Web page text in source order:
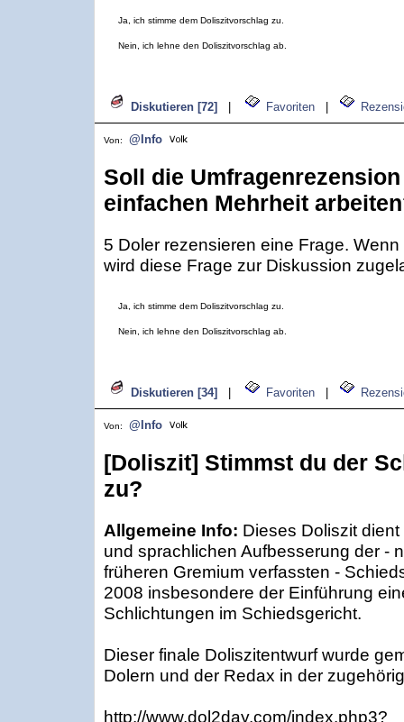
Ja, ich stimme dem Doliszitvorschlag zu.
Nein, ich lehne den Doliszitvorschlag ab.
Diskutieren [72] Favoriten
Von: @Info
Soll die
einfachen Mehrheit
5 Doler rezensieren eine Frage.
wird diese Frage zur Diskussion
Ja, ich stimme dem Doliszitvorschlag zu.
Nein, ich lehne den Doliszitvorschlag ab.
Diskutieren [34] Favoriten
Von: @Info
[Doliszit] Stimmst du der
zu?
Allgemeine Info: Dieses Doliszit
und sprachlichen Aufbesserung der -
früheren Gremium verfassten -
2008 insbesondere der Einführung
Schlichtungen im Schiedsgericht.
Dieser finale Doliszitentwurf wurde
Dolern und der Redax in der
http://www.dol2day.com/index.php3?